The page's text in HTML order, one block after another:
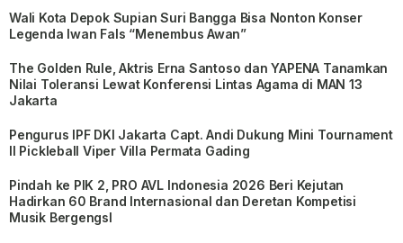
Wali Kota Depok Supian Suri Bangga Bisa Nonton Konser
Legenda Iwan Fals “Menembus Awan”
The Golden Rule, Aktris Erna Santoso dan YAPENA Tanamkan
Nilai Toleransi Lewat Konferensi Lintas Agama di MAN 13
Jakarta
Pengurus IPF DKI Jakarta Capt. Andi Dukung Mini Tournament
II Pickleball Viper Villa Permata Gading
Pindah ke PIK 2, PRO AVL Indonesia 2026 Beri Kejutan
Hadirkan 60 Brand Internasional dan Deretan Kompetisi
Musik BergengsI